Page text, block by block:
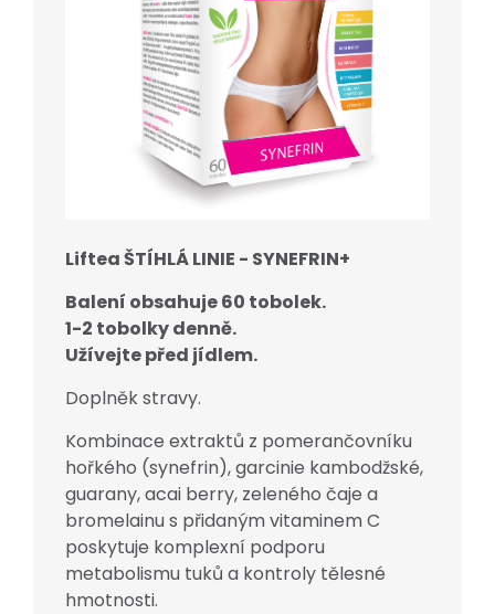
Liftea ŠTÍHLÁ LINIE - SYNEFRIN+
Balení obsahuje 60 tobolek.
1-2 tobolky denně.
Užívejte před jídlem.
Doplněk stravy.
Kombinace extraktů z pomerančovníku
hořkého (synefrin), garcinie kambodžské,
guarany, acai berry, zeleného čaje a
bromelainu s přidaným vitaminem C
poskytuje komplexní podporu
metabolismu tuků a kontroly tělesné
hmotnosti.